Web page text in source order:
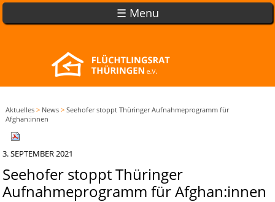
☰ Menu
Aktuelles > News > Seehofer stoppt Thüringer Aufnahmeprogramm für
Afghan:innen
3. SEPTEMBER 2021
Seehofer stoppt Thüringer
Aufnahmeprogramm für Afghan:innen